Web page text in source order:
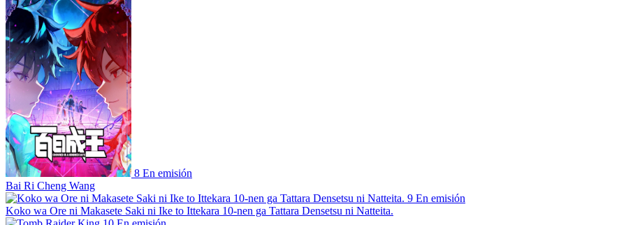
8 En emisión
Bai Ri Cheng Wang
9 En emisión
Koko wa Ore ni Makasete Saki ni Ike to Ittekara 10-nen ga Tattara Densetsu ni Natteita.